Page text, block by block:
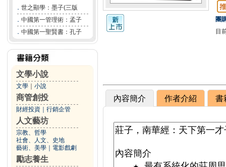
． 世之顯學：墨子(三版
． 中國第一管理術：孟子
． 中國第一聖賢書：孔子
文學小說
文學 小說
商管創投
財經投資 行銷企管
人文藝坊
宗教、哲學
社會、人文、史地
藝術、美學
電影戲劇
勵志養生
團
目
內容簡介 作者介紹 書